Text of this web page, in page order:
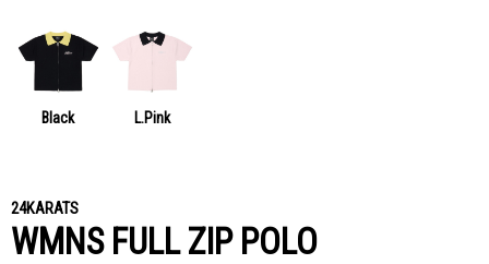
Black L.Pink
24KARATS
WMNS FULL ZIP POLO